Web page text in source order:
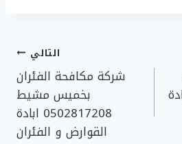
ابادة
التالي
شركة مكافحة الفئران
بخميس مشيط
0502817208 ابادة
القوارض و الفئران